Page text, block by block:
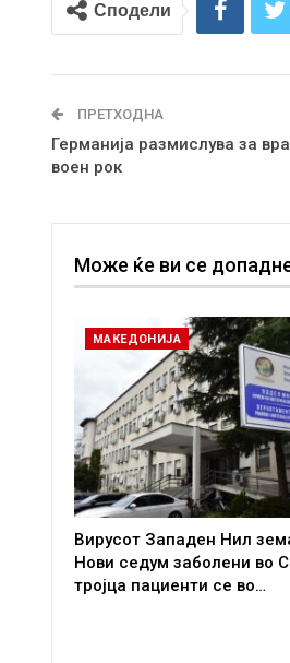
Сподели
ПРЕТХОДНА
Германија размислува за
воен рок
Може ќе ви се
МАКЕДОНИЈА
Вирусот Западен Нил
Нови седум заболени во
тројца пациенти се во…